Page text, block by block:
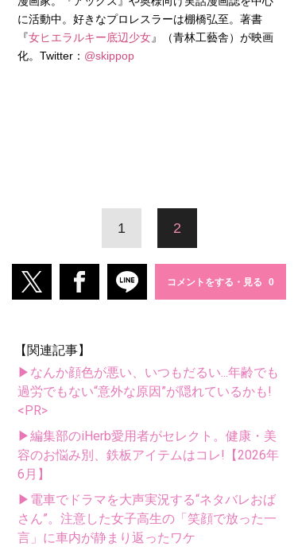
に活動中。好きなプロレスラーは棚橋弘至。著書
『女ヒエラルキー底辺少女』（青林工藝舎）が映画
化。Twitter： @skippop
1 2
コメントをする・見る
【関連記事】
▶なんか顔色が悪い、いつもだるい...年齢でも
過労でもない“意外な原因”が隠れているかも!
<PR>
▶編集部のiHerb愛用者がセレクト。健康・美
容のお悩み別、鉄板アイテムはコレ!【2026年
6月】
▶電車でドラマを大声実況する“ネタバレおば
さん”。注意した女子高生の「笑顔で放った一
言」に車内が静まり返ったワケ